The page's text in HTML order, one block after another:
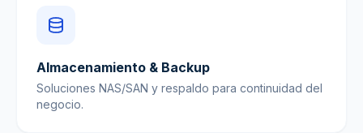
Almacenamiento & Backup
Soluciones NAS/SAN y respaldo para continuidad del
negocio.